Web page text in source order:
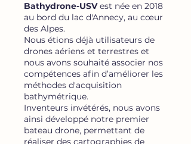
Bathydrone-USVest née en 2018
au bord du lac d'Annecy, au cœur
des Alpes.
Nous étions déjà utilisateurs de
drones aériens et terrestres et
nous avons souhaité associer nos
compétences afin d’améliorer les
méthodes d'acquisition
bathymétrique.
Inventeurs invétérés, nous avons
ainsi développé notre premier
bateau drone, permettant de
réaliser des cartographies de